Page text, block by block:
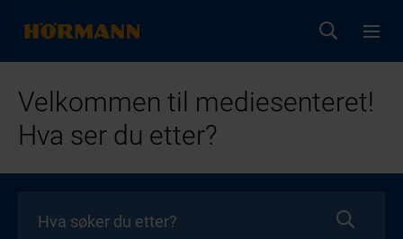
Velkommen til mediesenteret!
Hva ser du etter?